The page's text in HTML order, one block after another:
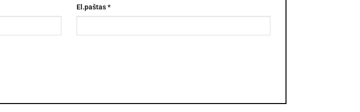
El.paštas*